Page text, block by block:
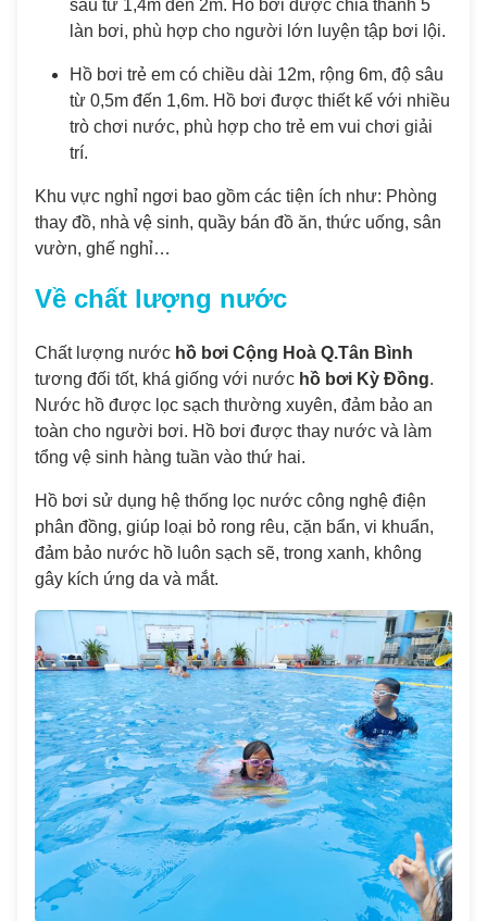
sâu từ 1,4m đến 2m. Hồ bơi được chia thành 5
làn bơi, phù hợp cho người lớn luyện tập bơi lội.
Hồ bơi trẻ em có chiều dài 12m, rộng 6m, độ sâu
từ 0,5m đến 1,6m. Hồ bơi được thiết kế với nhiều
trò chơi nước, phù hợp cho trẻ em vui chơi giải
trí.
Khu vực nghỉ ngơi bao gồm các tiện ích như: Phòng
thay đồ, nhà vệ sinh, quầy bán đồ ăn, thức uống, sân
vườn, ghế nghỉ…
Về chất lượng nước
Chất lượng nước hồ bơi Cộng Hoà Q.Tân Bình
tương đối tốt, khá giống với nước hồ bơi Kỳ Đồng.
Nước hồ được lọc sạch thường xuyên, đảm bảo an
toàn cho người bơi. Hồ bơi được thay nước và làm
tổng vệ sinh hàng tuần vào thứ hai.
Hồ bơi sử dụng hệ thống lọc nước công nghệ điện
phân đồng, giúp loại bỏ rong rêu, cặn bẩn, vi khuẩn,
đảm bảo nước hồ luôn sạch sẽ, trong xanh, không
gây kích ứng da và mắt.